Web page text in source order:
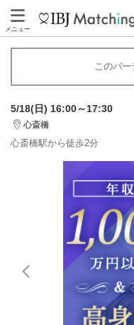
メニュー
このパー
5/18(日) 16:00～17:30
心斎橋
心斎橋駅から徒歩2分